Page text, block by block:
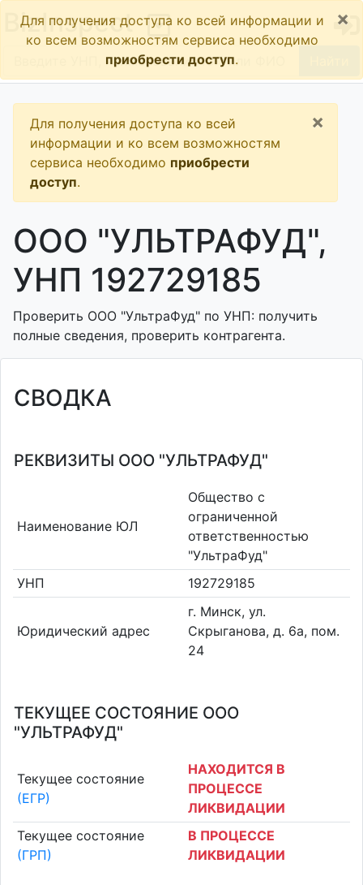
BizInspect
Для получения доступа ко всей информации и
ко всем возможностям сервиса необходимо
приобрести доступ.
×
Для получения доступа ко всей
информации и ко всем возможностям
сервиса необходимо приобрести
доступ.
×
ООО "УЛЬТРАФУД",
УНП 192729185
Проверить ООО "УльтраФуд" по УНП: получить
полные сведения, проверить контрагента.
СВОДКА
РЕКВИЗИТЫ ООО "УЛЬТРАФУД"
Наименование ЮЛ
Общество с
ограниченной
ответственностью
"УльтраФуд"
УНП
192729185
Юридический адрес
г. Минск, ул.
Скрыганова, д. 6а, пом.
24
ТЕКУЩЕЕ СОСТОЯНИЕ ООО
"УЛЬТРАФУД"
Текущее состояние
(ЕГР)
НАХОДИТСЯ В
ПРОЦЕССЕ
ЛИКВИДАЦИИ
Текущее состояние
(ГРП)
В ПРОЦЕССЕ
ЛИКВИДАЦИИ